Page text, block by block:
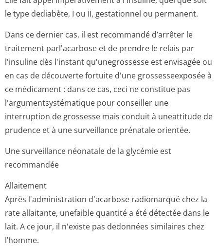
le type dediabète, I ou II, gestationnel ou permanent.
Dans ce dernier cas, il est recommandé d’arrêter le
traitement parl'acarbose et de prendre le relais par
l'insuline dès l'instant qu'unegrossesse est envisagée ou
en cas de découverte fortuite d'une grossesseexposée à
ce médicament : dans ce cas, ceci ne constitue pas
l'argumentsys­tématique pour conseiller une
interruption de grossesse mais conduit à uneattitude de
prudence et à une surveillance prénatale orientée.
Une surveillance néonatale de la glycémie est
recommandée
Allaitement
Après l'administration d'acarbose radiomarqué chez la
rate allaitante, unefaible quantité a été détectée dans le
lait. A ce jour, il n'existe pas dedonnées similaires chez
l’homme.